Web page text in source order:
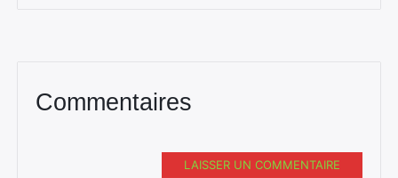
Commentaires
LAISSER UN COMMENTAIRE